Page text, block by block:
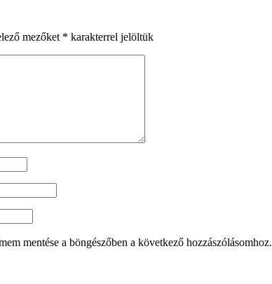
mezőket * karakterrel jelöltük
mentése a böngészőben a következő hozzászólásomhoz.